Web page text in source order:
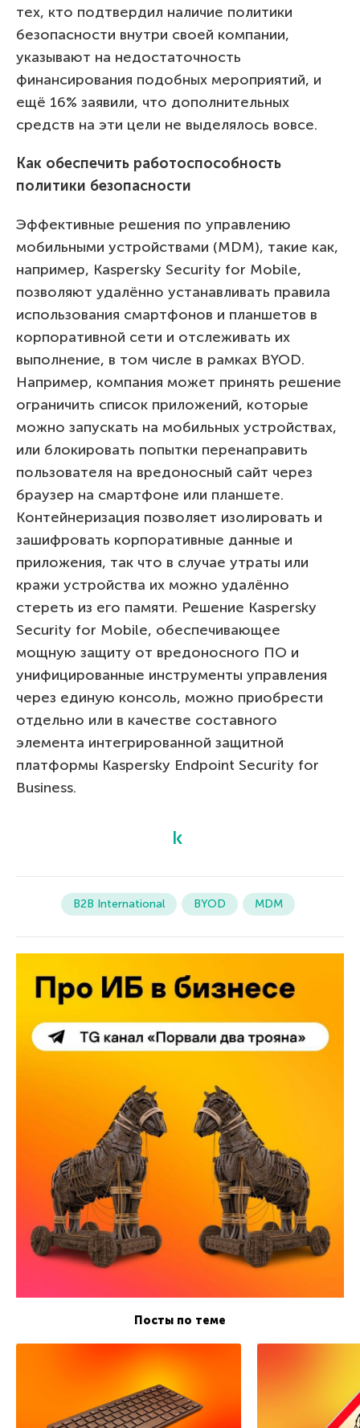
тех, кто подтвердил наличие политики
безопасности внутри своей компании,
указывают на недостаточность
финансирования подобных мероприятий, и
ещё 16% заявили, что дополнительных
средств на эти цели не выделялось вовсе.
Как обеспечить работоспособность
политики безопасности
Эффективные решения по управлению
мобильными устройствами (MDM), такие как,
например, Kaspersky Security for Mobile,
позволяют удалённо устанавливать правила
использования смартфонов и планшетов в
корпоративной сети и отслеживать их
выполнение, в том числе в рамках BYOD.
Например, компания может принять решение
ограничить список приложений, которые
можно запускать на мобильных устройствах,
или блокировать попытки перенаправить
пользователя на вредоносный сайт через
браузер на смартфоне или планшете.
Контейнеризация позволяет изолировать и
зашифровать корпоративные данные и
приложения, так что в случае утраты или
кражи устройства их можно удалённо
стереть из его памяти. Решение Kaspersky
Security for Mobile, обеспечивающее
мощную защиту от вредоносного ПО и
унифицированные инструменты управления
через единую консоль, можно приобрести
отдельно или в качестве составного
элемента интегрированной защитной
платформы Kaspersky Endpoint Security for
Business.
B2B International BYOD MDM
Посты по теме